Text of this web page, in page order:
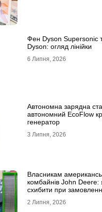
Фен Dyson Supersonic
Dyson: огляд лінійки
6 Липня, 2026
Автономна зарядна
автономний EcoFlow
генератор
3 Липня, 2026
Власникам
комбайнів John Deere:
схибити при
2 Липня, 2026